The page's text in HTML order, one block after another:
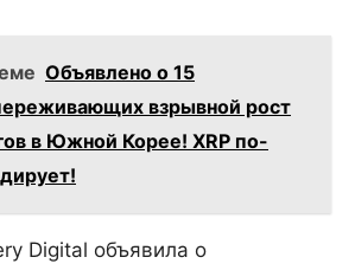
Объявлено о 15
взрывной рост
в Южной Корее! XRP по-
Digital объявила о